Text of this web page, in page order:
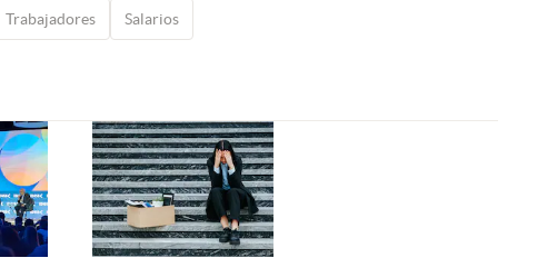
Trabajadores Salarios